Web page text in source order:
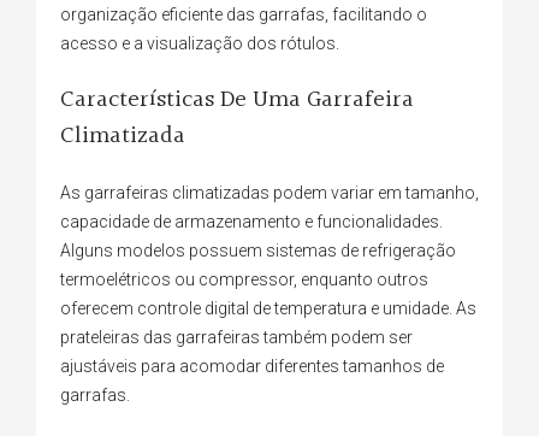
organização eficiente das garrafas, facilitando o
acesso e a visualização dos rótulos.
Características De Uma Garrafeira
Climatizada
As garrafeiras climatizadas podem variar em tamanho,
capacidade de armazenamento e funcionalidades.
Alguns modelos possuem sistemas de refrigeração
termoelétricos ou compressor, enquanto outros
oferecem controle digital de temperatura e umidade. As
prateleiras das garrafeiras também podem ser
ajustáveis para acomodar diferentes tamanhos de
garrafas.